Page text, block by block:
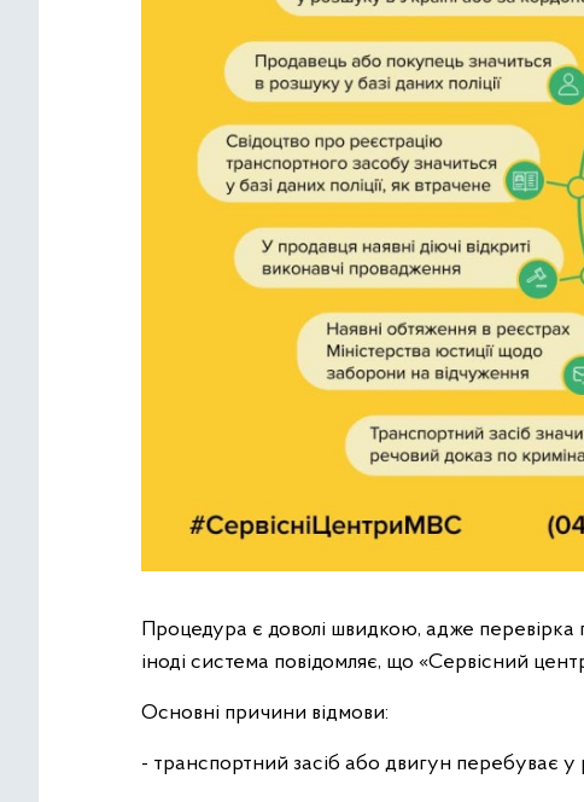
Процедура є доволі швидкою, адже перевірка
іноді система повідомляє, що «Сервісний
Основні причини відмови:
- транспортний засіб або двигун перебуває у